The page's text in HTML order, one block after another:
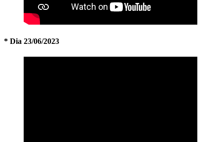
* Dia 23/06/2023